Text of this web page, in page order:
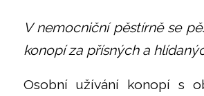
V nemocniční pěstírně se
konopí za přísných a
Osobní užívání konopí s